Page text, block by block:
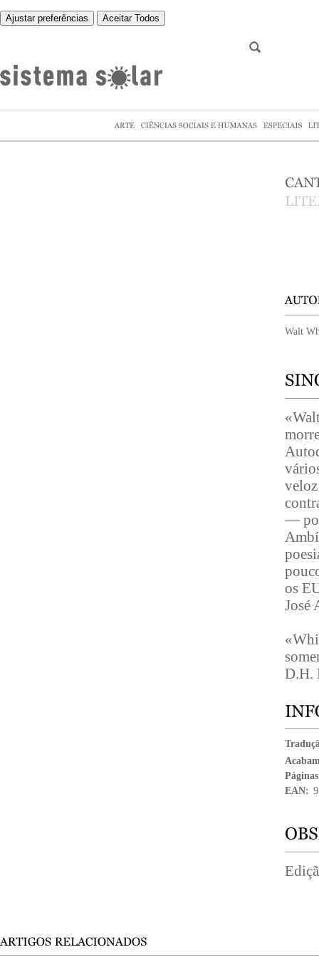
Ajustar preferências Aceitar Todos
Walt
—
os
José
D.H.
EAN: